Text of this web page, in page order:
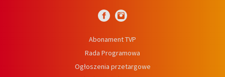
Abonament TVP
Rada Programowa
Ogłoszenia przetargowe